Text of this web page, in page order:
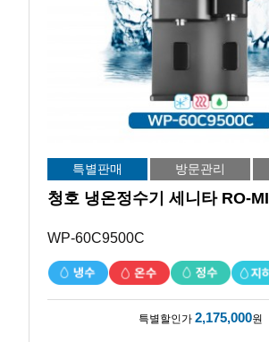
특별판매 방문관리
청호 냉온정수기 세니타 RO-MI
WP-60C9500C
특별할인가 2,175,000원